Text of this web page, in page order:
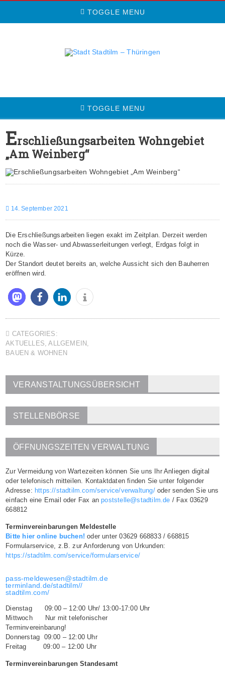
TOGGLE MENU
TOGGLE MENU
Erschließungsarbeiten Wohngebiet
„Am Weinberg“
14. September 2021
Die Erschließungsarbeiten liegen exakt im Zeitplan. Derzeit werden
noch die Wasser- und Abwasserleitungen verlegt, Erdgas folgt in
Kürze.
Der Standort deutet bereits an, welche Aussicht sich den Bauherren
eröffnen wird.
CATEGORIES:
AKTUELLES,ALLGEMEIN ,
BAUEN & WOHNEN
VERANSTALTUNGSÜBERSICHT
STELLENBÖRSE
ÖFFNUNGSZEITEN VERWALTUNG
Zur Vermeidung von Wartezeiten können Sie uns Ihr Anliegen digital
oder telefonisch mitteilen. Kontaktdaten finden Sie unter folgender
Adresse: https://stadtilm.com/service/verwaltung/oder senden Sie uns
einfach eine Email oder Fax anpoststelle@stadtilm.de / Fax 03629
668812
Terminvereinbarungen Meldestelle
Bitte hier online buchen! oder unter 03629 668833 / 668815
Formularservice, z.B. zur Anforderung von Urkunden:
https://stadtilm.com/service/formularservice/
pass-meldewesen@stadtilm.de
terminland.de/stadtilm//
stadtilm.com/
Dienstag 09:00 – 12:00 Uhr/ 13:00-17:00 Uhr
Mittwoch Nur mit telefonischer
Terminvereinbarung!
Donnerstag 09:00 – 12:00 Uhr
Freitag 09:00 – 12:00 Uhr
Terminvereinbarungen Standesamt